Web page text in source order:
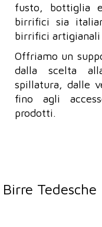
fusto, bottiglia
birrifici sia
birrifici artigianali
Offriamo un
dalla scelta
spillatura, dalle
fino agli
prodotti.
Birre Tedesche